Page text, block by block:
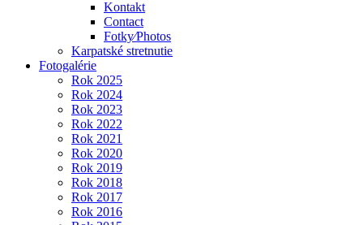
Kontakt
Contact
Fotky⁄Photos
Karpatské stretnutie
Fotogalérie
Rok 2025
Rok 2024
Rok 2023
Rok 2022
Rok 2021
Rok 2020
Rok 2019
Rok 2018
Rok 2017
Rok 2016